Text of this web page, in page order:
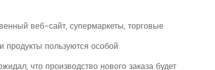
веб-сайт, супермаркеты, торговые
продукты пользуются особой
что производство нового заказа будет